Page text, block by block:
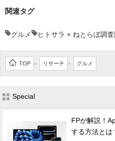
関連タグ
グルメ ヒトサラ × ねとらぼ調
TOP > リサーチ > グルメ
Special
FPが解説！
する方法とは